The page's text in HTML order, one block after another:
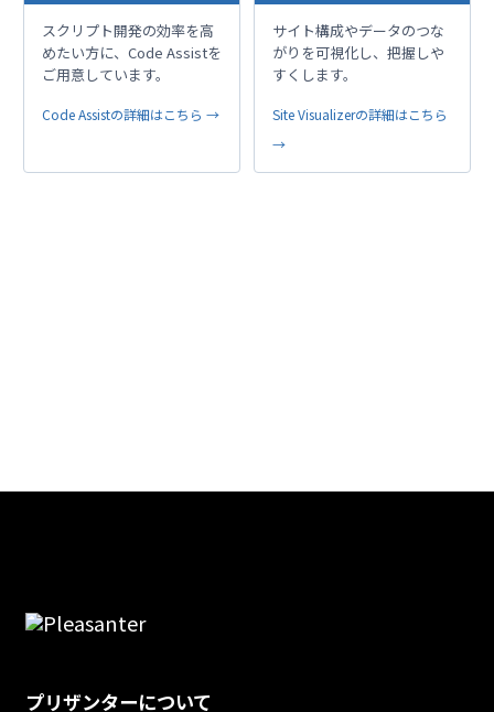
スクリプト開発の効率を高
めたい方に、Code Assistを
ご用意しています。
Code Assistの詳細はこちら →
サイト構成やデータのつな
がりを可視化し、把握しや
すくします。
Site Visualizerの詳細はこちら
→
プリザンターについて